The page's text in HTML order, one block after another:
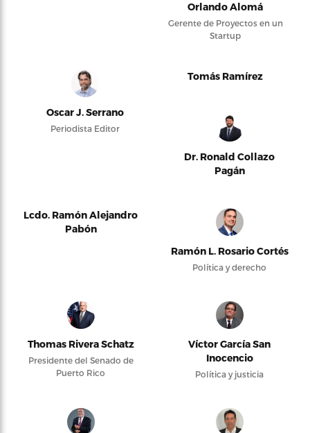
Orlando Alomá
Gerente de Proyectos en un
Startup
Oscar J. Serrano
Periodista Editor
Tomás Ramírez
Dr. Ronald Collazo
Pagán
Lcdo. Ramón Alejandro
Pabón
Ramón L. Rosario Cortés
Política y derecho
Thomas Rivera Schatz
Presidente del Senado de
Puerto Rico
Víctor García San
Inocencio
Política y justicia